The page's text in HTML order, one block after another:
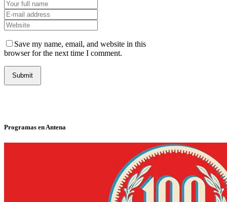
Save my name, email, and website in this
browser for the next time I comment.
Programas en Antena